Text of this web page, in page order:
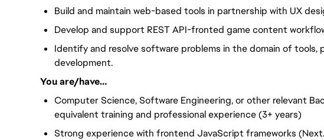
Build and maintain web-based tools in partnership with UX
Develop and support REST API-fronted game content
Identify and resolve software problems in the domain of tools,
development.
You are/have…
Computer Science, Software Engineering, or other relevant
equivalent training and professional experience (3+ years)
Strong experience with frontend JavaScript frameworks